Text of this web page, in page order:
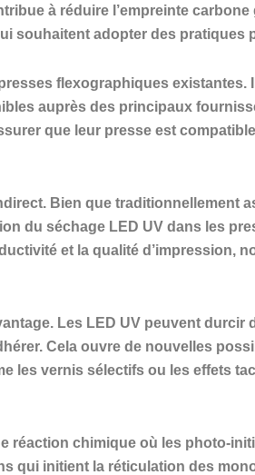
à réduire l’empreinte carbone
souhaitent adopter des pratiques
flexographiques existantes.
auprès des principaux
que leur presse est
Bien que traditionnellement
du séchage LED UV dans les
et la qualité d’impression,
Les LED UV peuvent durcir
Cela ouvre de nouvelles
les vernis sélectifs ou les effets
chimique où les photo-
qui initient la réticulation des